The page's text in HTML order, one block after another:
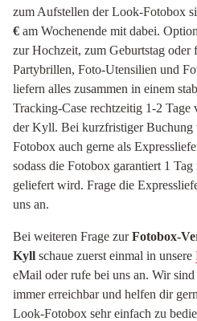
zum Aufstellen der Look-Fotobox
€ am Wochenende mit dabei.
zur Hochzeit, zum Geburtstag oder
Partybrillen, Foto-Utensilien und
liefern alles zusammen in einem
Tracking-Case rechtzeitig 1-2
der Kyll. Bei kurzfristiger Buchung
Fotobox auch gerne als
sodass die Fotobox garantiert 1
geliefert wird. Frage die
uns an.
Bei weiteren Frage zurFotobox-
Kyll schaue zuerst einmal in unsere
eMail oder rufe bei uns an. Wir
immer erreichbar und helfen dir
Look-Fotobox sehr einfach zu